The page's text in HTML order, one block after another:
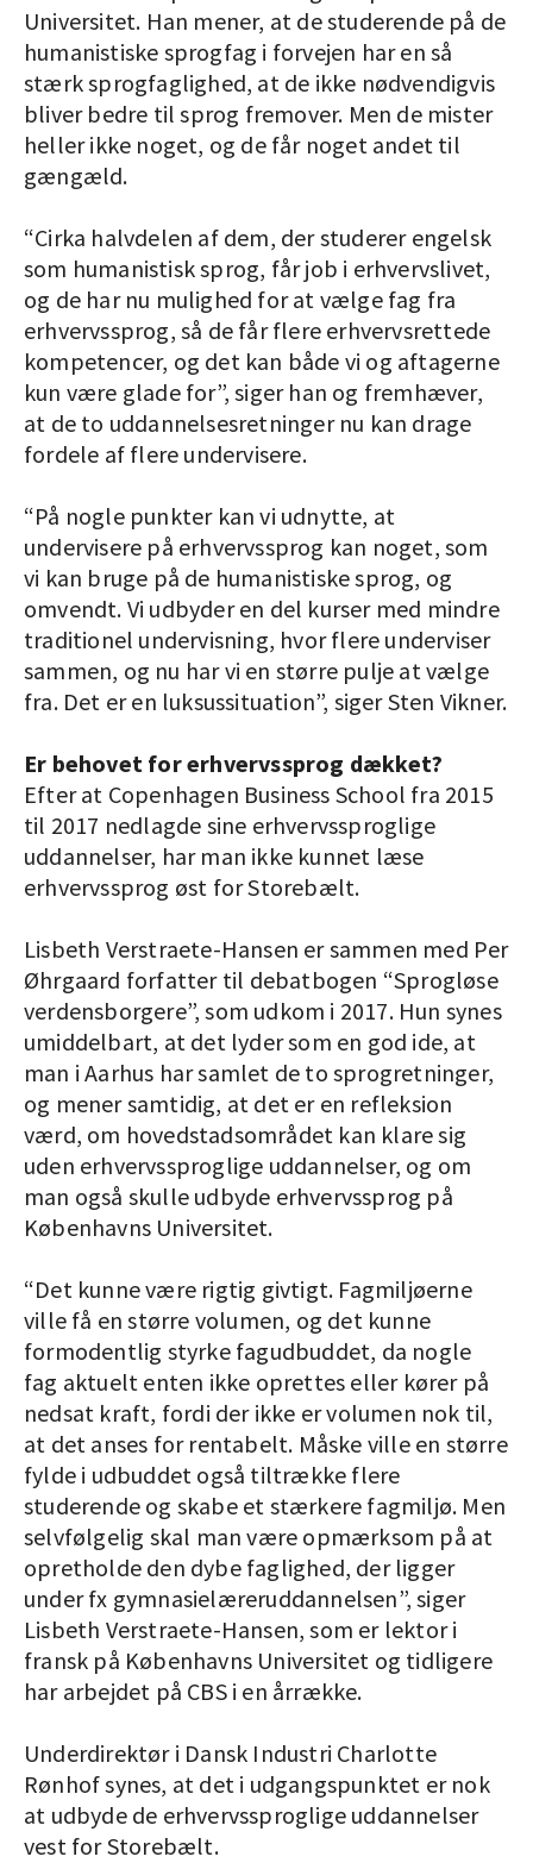
Universitet. Han mener, at de studerende på de
humanistiske sprogfag i forvejen har en så
stærk sprogfaglighed, at de ikke nødvendigvis
bliver bedre til sprog fremover. Men de mister
heller ikke noget, og de får noget andet til
gængæld.
“Cirka halvdelen af dem, der studerer engelsk
som humanistisk sprog, får job i erhvervslivet,
og de har nu mulighed for at vælge fag fra
erhvervssprog, så de får flere erhvervsrettede
kompetencer, og det kan både vi og aftagerne
kun være glade for”, siger han og fremhæver,
at de to uddannelsesretninger nu kan drage
fordele af flere undervisere.
“På nogle punkter kan vi udnytte, at
undervisere på erhvervssprog kan noget, som
vi kan bruge på de humanistiske sprog, og
omvendt. Vi udbyder en del kurser med mindre
traditionel undervisning, hvor flere underviser
sammen, og nu har vi en større pulje at vælge
fra. Det er en luksussituation”, siger Sten Vikner.
Er behovet for erhvervssprog dækket?
Efter at Copenhagen Business School fra 2015
til 2017 nedlagde sine erhvervssproglige
uddannelser, har man ikke kunnet læse
erhvervssprog øst for Storebælt.
Lisbeth Verstraete-Hansen er sammen med Per
Øhrgaard forfatter til debatbogen “Sprogløse
verdensborgere”, som udkom i 2017. Hun synes
umiddelbart, at det lyder som en god ide, at
man i Aarhus har samlet de to sprog­retninger,
og mener samtidig, at det er en refleksion
værd, om hovedstadsområdet kan klare sig
uden erhvervssproglige uddannelser, og om
man også skulle udbyde erhvervssprog på
Københavns Universitet.
“Det kunne være rigtig givtigt. Fagmiljøerne
ville få en større volumen, og det kunne
formodentlig styrke fagudbuddet, da nogle
fag aktuelt enten ikke oprettes eller kører på
nedsat kraft, fordi der ikke er volumen nok til,
at det anses for rentabelt. Måske ville en større
fylde i udbuddet også tiltrække flere
studerende og skabe et stærkere fagmiljø. Men
selvfølgelig skal man være opmærksom på at
opretholde den dybe faglighed, der ligger
under fx gymnasielæreruddannelsen”, siger
Lisbeth Verstraete-Hansen, som er lektor i
fransk på Københavns Universitet og tidligere
har arbejdet på CBS i en årrække.
Underdirektør i Dansk Industri Charlotte
Rønhof synes, at det i udgangspunktet er nok
at udbyde de erhvervssproglige uddannelser
vest for Storebælt.